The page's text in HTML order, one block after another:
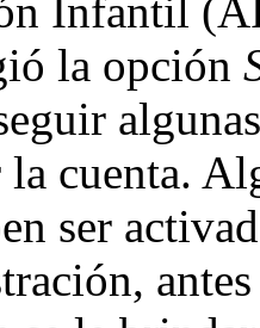
Infantil
la opción
cuenta.
ser